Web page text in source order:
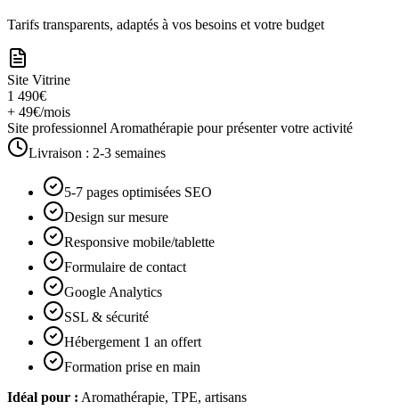
Tarifs transparents, adaptés à vos besoins et votre budget
Site Vitrine
1 490€
+ 49€/mois
Site professionnel Aromathérapie pour présenter votre activité
Livraison : 2-3 semaines
5-7 pages optimisées SEO
Design sur mesure
Responsive mobile/tablette
Formulaire de contact
Google Analytics
SSL & sécurité
Hébergement 1 an offert
Formation prise en main
Idéal pour : Aromathérapie, TPE, artisans